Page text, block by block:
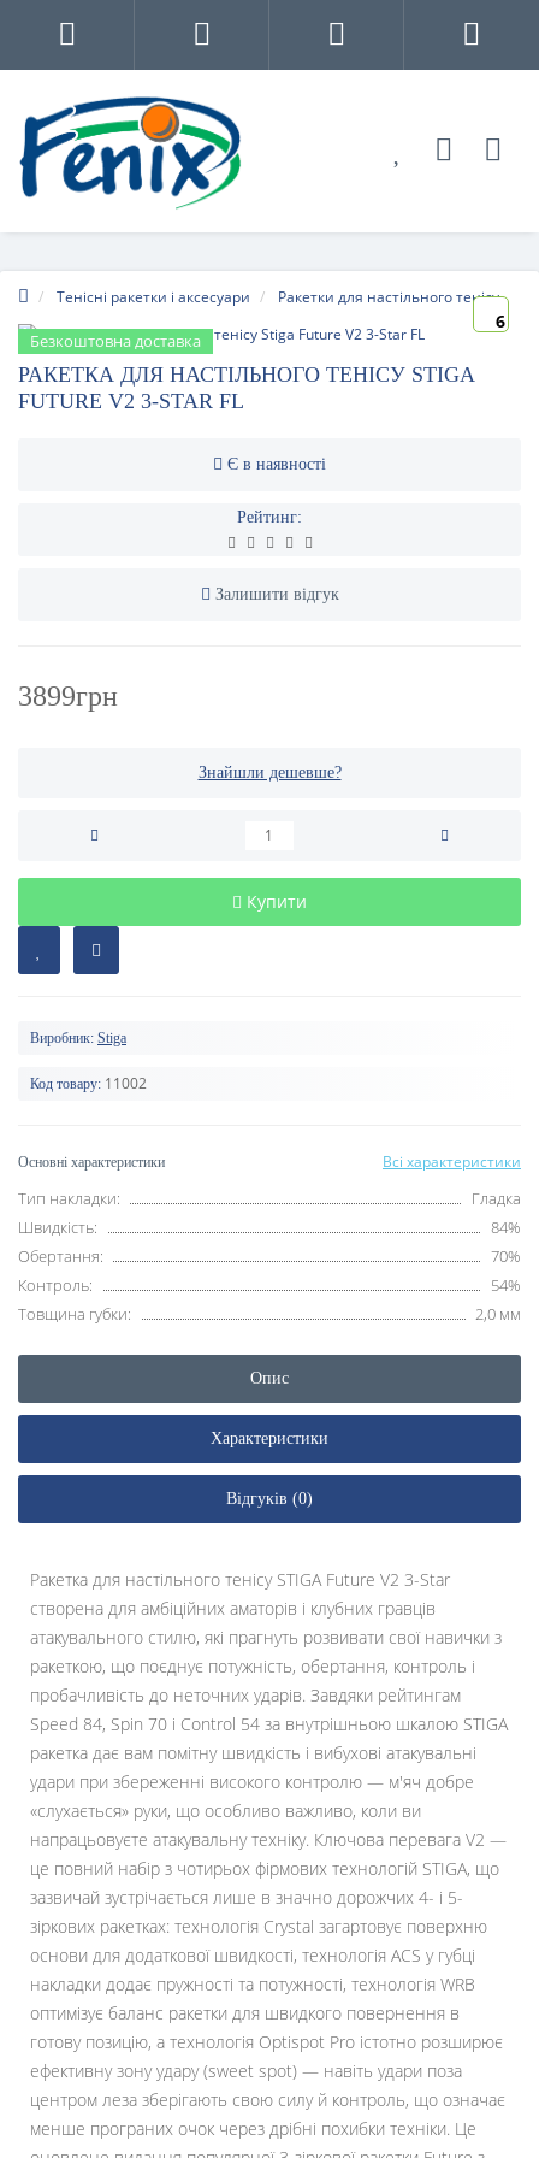
Тенісні ракетки і аксесуари Ракетки для настільного тенісу
Безкоштовна доставка
6
РАКЕТКА ДЛЯ НАСТІЛЬНОГО ТЕНІСУ STIGA
FUTURE V2 3-STAR FL
Є в наявності
Рейтинг:
Залишити відгук
3899грн
Знайшли дешевше?
Купити
Виробник: Stiga
Код товару: 11002
Основні характеристики Всі характеристики
Тип накладки:
Гладка
Швидкість:
84%
Обертання:
70%
Контроль:
54%
Товщина губки:
2,0 мм
Опис
Характеристики
Відгуків (0)
Ракетка для настільного тенісу STIGA Future V2 3-Star
створена для амбіційних аматорів і клубних гравців
атакувального стилю, які прагнуть розвивати свої навички з
ракеткою, що поєднує потужність, обертання, контроль і
пробачливість до неточних ударів. Завдяки рейтингам
Speed 84, Spin 70 і Control 54 за внутрішньою шкалою STIGA
ракетка дає вам помітну швидкість і вибухові атакувальні
удари при збереженні високого контролю — м'яч добре
«слухається» руки, що особливо важливо, коли ви
напрацьовуєте атакувальну техніку. Ключова перевага V2 —
це повний набір з чотирьох фірмових технологій STIGA, що
зазвичай зустрічається лише в значно дорожчих 4- і 5-
зіркових ракетках: технологія Crystal загартовує поверхню
основи для додаткової швидкості, технологія ACS у губці
накладки додає пружності та потужності, технологія WRB
оптимізує баланс ракетки для швидкого повернення в
готову позицію, а технологія Optispot Pro істотно розширює
ефективну зону удару (sweet spot) — навіть удари поза
центром леза зберігають свою силу й контроль, що означає
менше програних очок через дрібні похибки техніки. Це